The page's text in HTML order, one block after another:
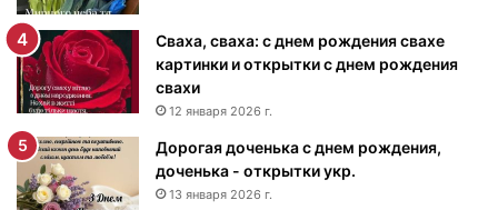
д
е
н
и
я
м
у
ж
ч
Сваха, сваха: с днем рождения свахе
картинки и открытки с днем рождения
свахи
12 января 2026 г.
Дорогая доченька с днем рождения,
доченька - открытки укр.
13 января 2026 г.